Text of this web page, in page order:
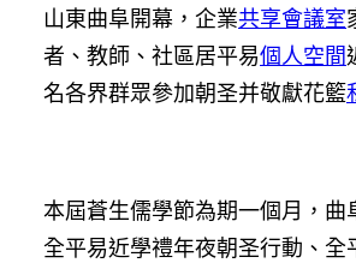
山東曲阜開幕，企業共享會議室
者、教師、社區居平易個人空間
名各界群眾參加朝圣并敬獻花籃
本屆蒼生儒學節為期一個月，曲
全平易近學禮年夜朝圣行動、全